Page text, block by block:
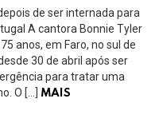
de ser internada para
A cantora Bonnie Tyler
anos, em Faro, no sul de
30 de abril após ser
para tratar uma
O […]
MAIS